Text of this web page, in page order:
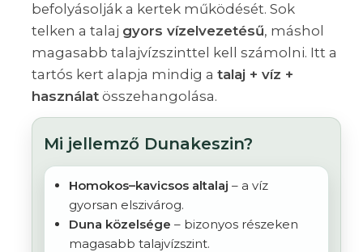
befolyásolják a kertek működését. Sok
telken a talaj gyors vízelvezetésű, máshol
magasabb talajvízszinttel kell számolni. Itt a
tartós kert alapja mindig a talaj + víz +
használat összehangolása.
Mi jellemző Dunakeszin?
Homokos–kavicsos altalaj – a víz
gyorsan elszivárog.
Duna közelsége – bizonyos részeken
magasabb talajvízszint.